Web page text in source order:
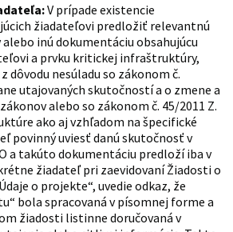
V prípade existencie
žiadateľovi predložiť relevantnú
inú dokumentáciu obsahujúcu
a prvku kritickej infraštruktúry,
dôvodu nesúladu so zákonom č.
utajovaných skutočností a o zmene a
alebo so zákonom č. 45/2011 Z.
ako aj vzhľadom na špecifické
povinný uviesť danú skutočnosť v
a takúto dokumentáciu predloží iba v
žiadateľ pri zaevidovaní Žiadosti o
o projekte“, uvedie odkaz, že
bola spracovaná v písomnej forme a
žiadosti listinne doručovaná v